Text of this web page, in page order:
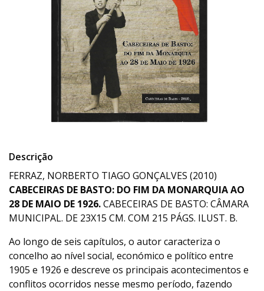
Descrição
FERRAZ, NORBERTO TIAGO GONÇALVES (2010)
CABECEIRAS DE BASTO: DO FIM DA MONARQUIA AO
28 DE MAIO DE 1926.CABECEIRAS DE BASTO: CÂMARA
MUNICIPAL. DE 23X15 CM. COM 215 PÁGS. ILUST. B.
Ao longo de seis capítulos, o autor caracteriza o
concelho ao nível social, económico e político entre
1905 e 1926 e descreve os principais acontecimentos e
conflitos ocorridos nesse mesmo período, fazendo